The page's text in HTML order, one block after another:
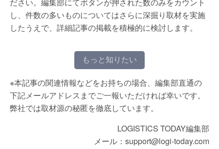
し、件数の多いものについてはさらに深掘り取材を実施
したうえで、詳細記事の掲載を積極的に検討します。
もっと知りたい
※本記事の関連情報などをお持ちの場合、編集部直通の
下記メールアドレスまでご一報いただければ幸いです。
弊社では取材源の秘匿を徹底しています。
LOGISTICS TODAY編集部
メール：support@logi-today.com